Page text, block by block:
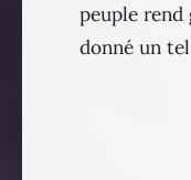
peuple
donné un